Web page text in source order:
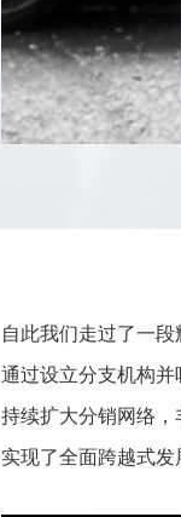
自此我们走过了一段
通过设立分支机构并
持续扩大分销网络，
实现了全面跨越式发